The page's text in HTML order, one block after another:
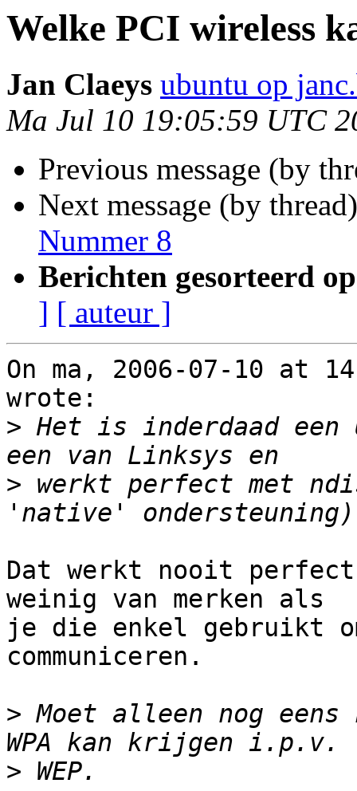
Welke PCI wireless
Jan Claeys ubuntu op
Ma Jul 10 19:05:59 UTC
Previous message (by
Next message (by
Nummer 8
Berichten gesorteerd
] [ auteur ]
On ma, 2006-07-10 at
wrote:
> Het is inderdaad een
> werkt perfect met
Dat werkt nooit
weinig van merken als
je die enkel gebruikt
communiceren.
> Moet alleen nog
>